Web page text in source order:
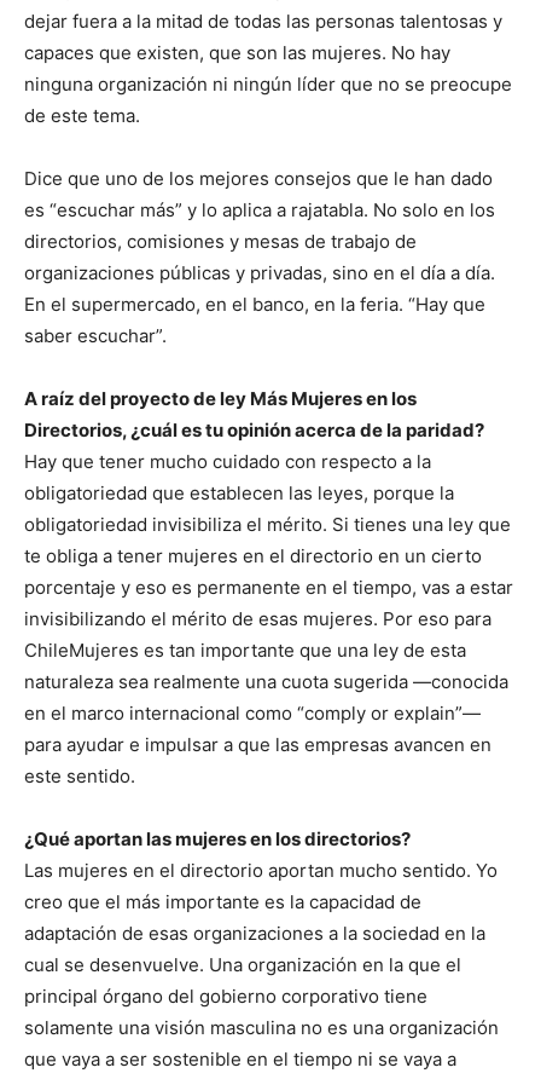
dejar fuera a la mitad de todas las personas talentosas y
capaces que existen, que son las mujeres. No hay
ninguna organización ni ningún líder que no se preocupe
de este tema.
Dice que uno de los mejores consejos que le han dado
es “escuchar más” y lo aplica a rajatabla. No solo en los
directorios, comisiones y mesas de trabajo de
organizaciones públicas y privadas, sino en el día a día.
En el supermercado, en el banco, en la feria. “Hay que
saber escuchar”.
A raíz del proyecto de ley Más Mujeres en los
Directorios, ¿cuál es tu opinión acerca de la paridad?
Hay que tener mucho cuidado con respecto a la
obligatoriedad que establecen las leyes, porque la
obligatoriedad invisibiliza el mérito. Si tienes una ley que
te obliga a tener mujeres en el directorio en un cierto
porcentaje y eso es permanente en el tiempo, vas a estar
invisibilizando el mérito de esas mujeres. Por eso para
ChileMujeres es tan importante que una ley de esta
naturaleza sea realmente una cuota sugerida —conocida
en el marco internacional como “comply or explain”—
para ayudar e impulsar a que las empresas avancen en
este sentido.
¿Qué aportan las mujeres en los directorios?
Las mujeres en el directorio aportan mucho sentido. Yo
creo que el más importante es la capacidad de
adaptación de esas organizaciones a la sociedad en la
cual se desenvuelve. Una organización en la que el
principal órgano del gobierno corporativo tiene
solamente una visión masculina no es una organización
que vaya a ser sostenible en el tiempo ni se vaya a